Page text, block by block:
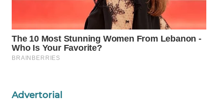
Advertorial
ID
MARTABAT
NET
WATCH